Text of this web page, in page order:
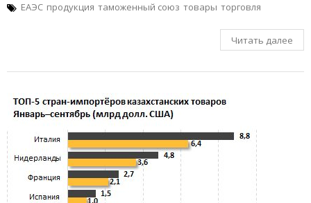
ЕАЭС продукция таможенный союз товары торговля
Читать далее